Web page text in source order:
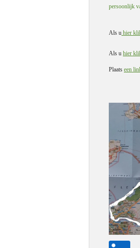
persoonlijk
Als u hier
Als u hier
Plaats een